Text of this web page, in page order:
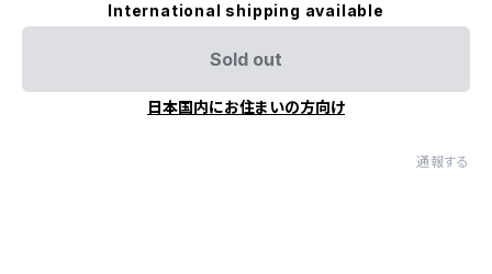
International shipping available
Sold out
日本国内にお住まいの方向け
通報する